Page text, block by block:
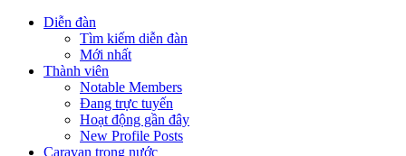
Diễn đàn
Tìm kiếm diễn đàn
Mới nhất
Thành viên
Notable Members
Đang trực tuyến
Hoạt động gần đây
New Profile Posts
Caravan trong nước